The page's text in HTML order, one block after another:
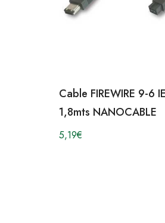
Cable FIREWIRE 9-6
1,8mts NANOCABLE
5,19€